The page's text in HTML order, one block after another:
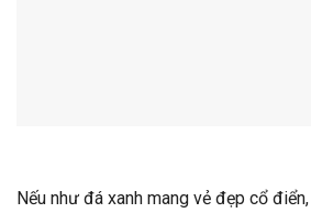
Nếu như đá xanh mang vẻ đẹp cổ